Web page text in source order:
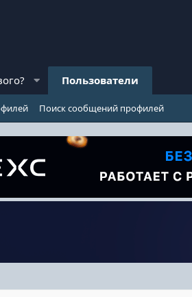
Пользователи
Поиск сообщений профилей